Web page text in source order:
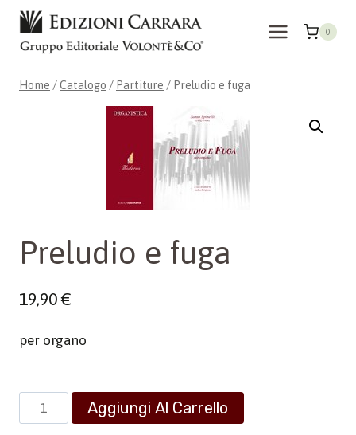
Salta
contenuto
0
Home /Catalogo / Partiture / Preludio e fuga
Preludio e fuga
19,90€
per organo
Preludio
e
Aggiungi Al Carrello